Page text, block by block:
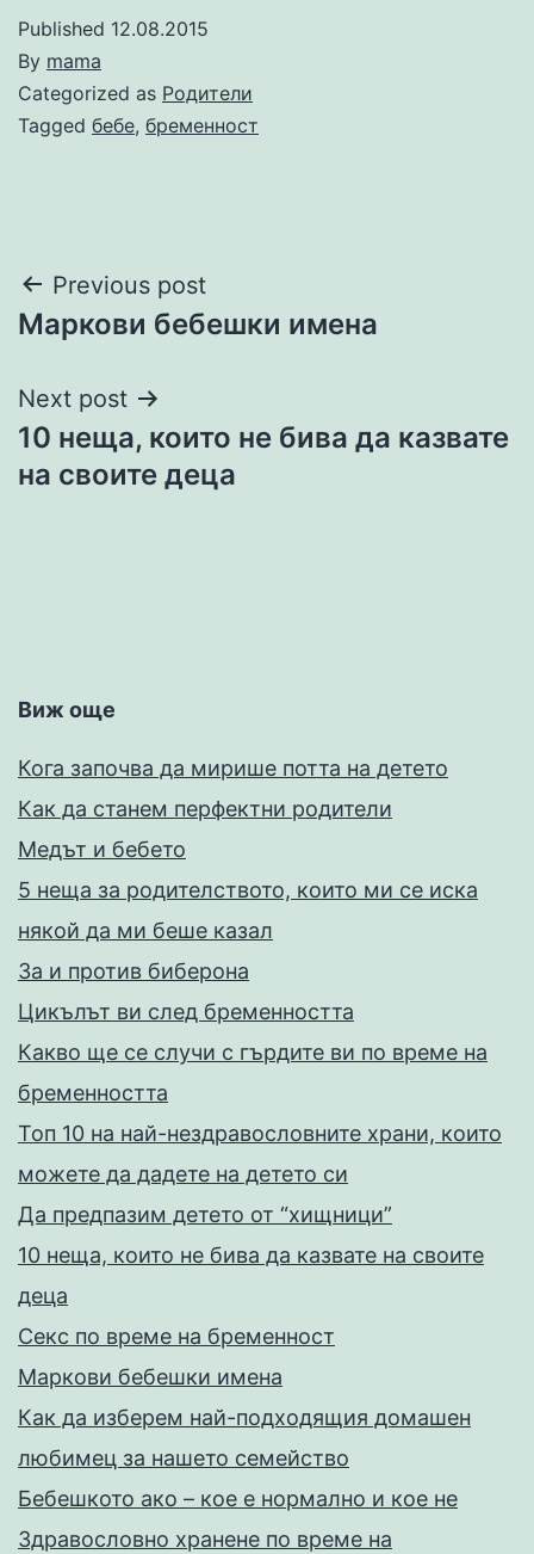
Published 12.08.2015
By mama
Categorized as Родители
Tagged бебе, бременност
Post
navigation
Previous post
Маркови бебешки имена
Next post
10 неща, които не бива да казвате
на своите деца
Виж още
Кога започва да мирише потта на детето
Как да станем перфектни родители
Медът и бебето
5 неща за родителството, които ми се иска
някой да ми беше казал
За и против биберона
Цикълът ви след бременността
Какво ще се случи с гърдите ви по време на
бременността
Топ 10 на най-нездравословните храни, които
можете да дадете на детето си
Да предпазим детето от “хищници”
10 неща, които не бива да казвате на своите
деца
Секс по време на бременност
Маркови бебешки имена
Как да изберем най-подходящия домашен
любимец за нашето семейство
Бебешкото ако – кое е нормално и кое не
Здравословно хранене по време на